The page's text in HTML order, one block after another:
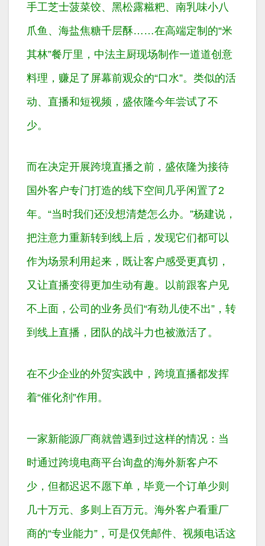
手工芝士菠菜饺、黑松露糍粑、南乳味小八
爪鱼、海盐焦糖千层酥……在高端定制的“米
其林”餐厅里，中法主厨现场制作一道道创意
料理，赚足了屏幕前观众的“口水”。类似的活
动、直播和短视频，盛依隆今年尝试了不
少。
而在决定开展跨境直播之前，盛依隆为接待
国外客户专门打造的线下空间几乎闲置了2
年。“当时我们还没想清楚怎么办。”杨建说，
把注意力重新转到线上后，发现它们都可以
作为场景利用起来，既让客户感受更真切，
又让直播变得更加生动有趣。以前跟客户见
不上面，公司的业务员们“有劲儿使不出”，转
到线上直播，团队的战斗力也被激活了。
在不少企业的外贸实践中，跨境直播都发挥
着“催化剂”作用。
一家新能源厂商就曾遇到过这样的情况：当
时通过跨境电商平台询盘的海外新客户不
少，但都迟迟不愿下单，毕竟一个订单少则
几十万元、多则上百万元。海外客户看重厂
商的“专业能力”，可是仅凭邮件、视频电话这